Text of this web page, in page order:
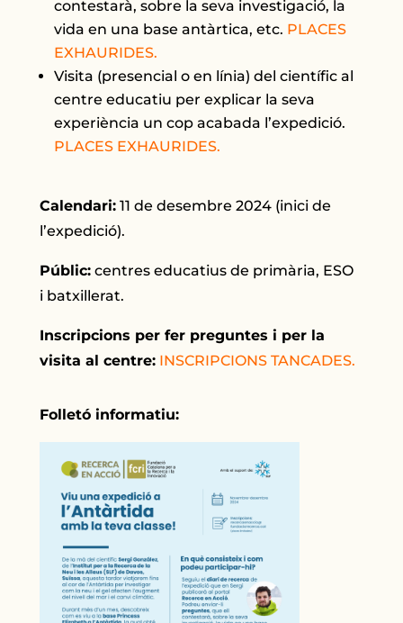
contestarà, sobre la seva investigació, la
vida en una base antàrtica, etc. PLACES
EXHAURIDES.
Visita (presencial o en línia) del científic al
centre educatiu per explicar la seva
experiència un cop acabada l’expedició.
PLACES EXHAURIDES.
Calendari: 11 de desembre 2024 (inici de
l’expedició).
Públic: centres educatius de primària, ESO
i batxillerat.
Inscripcions per fer preguntes i per la
visita al centre: INSCRIPCIONS TANCADES.
Folletó informatiu: